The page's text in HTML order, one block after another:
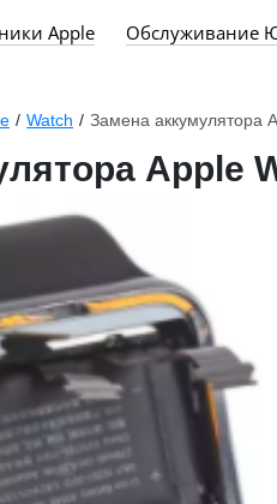
Apple Обслуживание
/ Watch / Замена аккумулятора
Apple